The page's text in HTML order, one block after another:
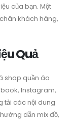
của bạn. Một
khách hàng,
Quả
shop quần áo
Instagram,
tải các nội dung
dẫn mix đồ,